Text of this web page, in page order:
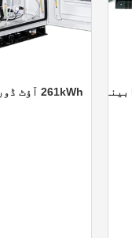
261kWh آؤٹ ڈور انرجی سٹوریج کیبنٹ